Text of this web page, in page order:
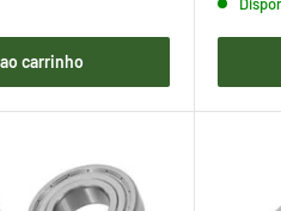
carrinho